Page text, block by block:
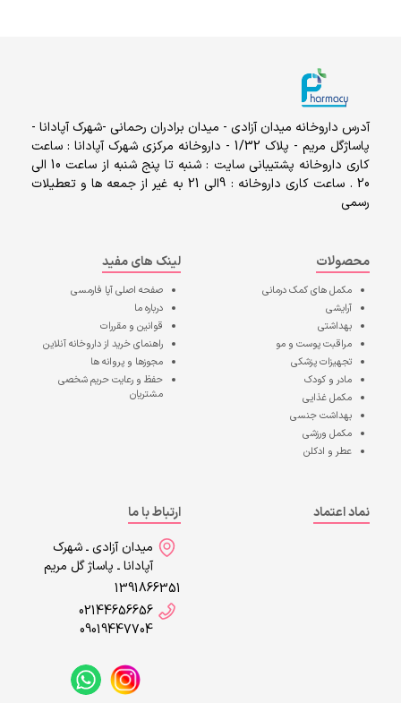
آدرس داروخانه میدان آزادی - میدان برادران رحمانی -شهرک آپادانا -
پاساژگل مریم - پلاک 1/32 - داروخانه مرکزی شهرک آپادانا : ساعت
کاری داروخانه پشتیبانی سایت : شنبه تا پنج شنبه از ساعت 10 الی
20 . ساعت کاری داروخانه : 9الی 21 به غیر از جمعه ها و تعطیلات
رسمی
محصولات
مکمل های کمک درمانی
آرایشی
بهداشتی
مراقبت پوست و مو
تجهیزات پزشکی
مادر و کودک
مکمل غذایی
بهداشت جنسی
مکمل ورزشی
عطر و ادکلن
لینک های مفید
صفحه اصلیآپا فارمسی
درباره ما
قوانین و مقررات
راهنمای خرید از داروخانه آنلاین
مجوزها و پروانه ها
حفظ و رعایت حریم شخصی
مشتریان
نماد اعتماد
ارتباط با ما
میدان آزادی ـ شهرک
آپادانا ـ پاساژ گل مریم
1391866351
02144656656
09019447704